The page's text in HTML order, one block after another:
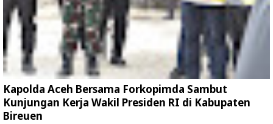
Kapolda Aceh Bersama Forkopimda Sambut
Kunjungan Kerja Wakil Presiden RI di Kabupaten
Bireuen